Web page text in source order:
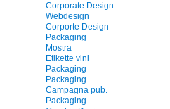
Corporate Design
Webdesign
Corporte Design
Packaging
Mostra
Etikette vini
Packaging
Packaging
Campagna pub.
Packaging